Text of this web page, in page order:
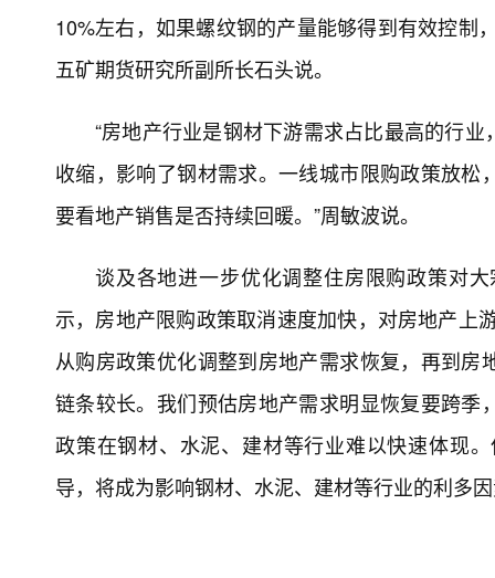
10%左右，如果螺纹钢的产量能够得到有效控制
五矿期货研究所副所长石头说。
“房地产行业是钢材下游需求占比最高的行
收缩，影响了钢材需求。一线城市限购政策放
要看地产销售是否持续回暖。”周敏波说。
谈及各地进一步优化调整住房限购政策对
示，房地产限购政策取消速度加快，对房地产上
从购房政策优化调整到房地产需求恢复，再到
链条较长。我们预估房地产需求明显恢复要跨
政策在钢材、水泥、建材等行业难以快速体现
导，将成为影响钢材、水泥、建材等行业的利多